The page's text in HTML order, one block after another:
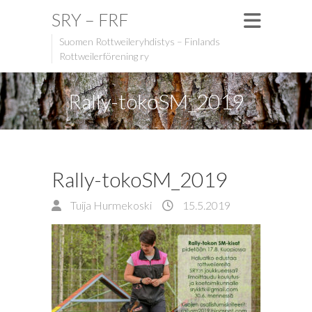
SRY – FRF
Suomen Rottweileryhdistys – Finlands
Rottweilerförening ry
Rally-tokoSM_2019
Rally-tokoSM_2019
Tuija Hurmekoski 15.5.2019